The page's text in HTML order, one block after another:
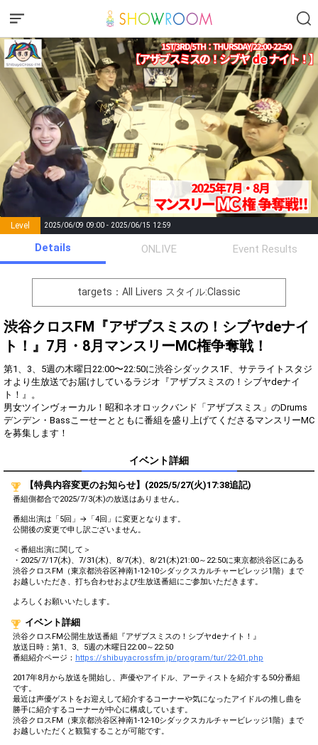
Level 2025/06/09 09:00 - 2025/06/15 12:59
Points List of Goal
number of
positions
Rema
0 Event Begins!
オリジナルアバター制作権獲
得！
Gifting
Throw gifts to the stage and join
the live performance.
First, try throwing free Stars
(once a day)! You can also charge
Show Gold to purchase gifts
(available from 1 JPY)! When you
performer(s), the performer's
popularity ranking and your
ranking go up.
To cheer on performers, you can
send them gifts.
To send performers paid items,
you must use Show Gold.
Comments
You can post comments. Please
that may offend performers or
other users.
Close
Details ONLIVE Event Results
targets：All Livers スタイル:Classic
渋谷クロスFM『アザブスミスの！シブヤdeナイ
ト！』7月・8月マンスリーMC権争奪戦！
第1、3、5週の木曜日22:00〜22:50に渋谷シダックス1F、サテライトスタジ
オより生放送でお届けしているラジオ『アザブスミスの！シブヤdeナイ
ト！』。
男女ツインヴォーカル！昭和ネオロックバンド「アザブスミス」のDrums
デンデン・Bassこーせーとともに番組を盛り上げてくださるマンスリーMC
を募集します！
イベント詳細
【特典内容変更のお知らせ】(2025/5/27(火)17:38追記)
番組側都合で2025/7/3(木)の放送はありません。
番組出演は「5回」→「4回」に変更となります。
公開後の変更で申し訳ございません。
＜番組出演に関して＞
・2025/7/17(木)、7/31(木)、8/7(木)、8/21(木)21:00～22:50に東京都渋谷区にある
渋谷クロスFM（東京都渋谷区神南1-12-10シダックスカルチャービレッジ1階）まで
お越しいただき、打ち合わせおよび生放送番組にご参加いただきます。
よろしくお願いいたします。
イベント詳細
渋谷クロスFM公開生放送番組『アザブスミスの！シブヤdeナイト！』
放送日時：第1、3、5週の木曜日22:00～22:50
番組紹介ページ： https://shibuyacrossfm.jp/program/tur/22-01.php
2017年8月から放送を開始し、声優やアイドル、アーティストを紹介する50分番組
です。
最近は声優ゲストをお迎えして紹介するコーナーや気になったアイドルの推し曲を
勝手に紹介するコーナーが中心に構成しています。
渋谷クロスFM（東京都渋谷区神南1-12-10シダックスカルチャービレッジ1階）まで
お越しいただくと観覧することが可能です。